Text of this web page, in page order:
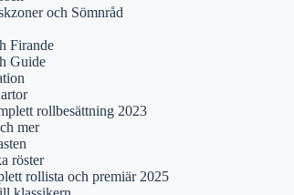
och Sömnråd
Firande
Guide
rollbesättning 2023
mer
röster
rollista och premiär 2025